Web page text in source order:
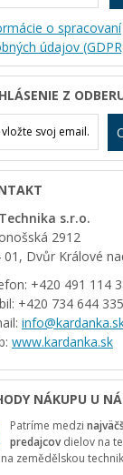
o spracovaní
údajov
Z
s.r.o.
2912
01, Dvůr Králové
+420 491 114
+420 734 644 335
www.kardanka.sk
NÁKUPU U
Patríme medzi
predajcovdielov na
zemědělskou